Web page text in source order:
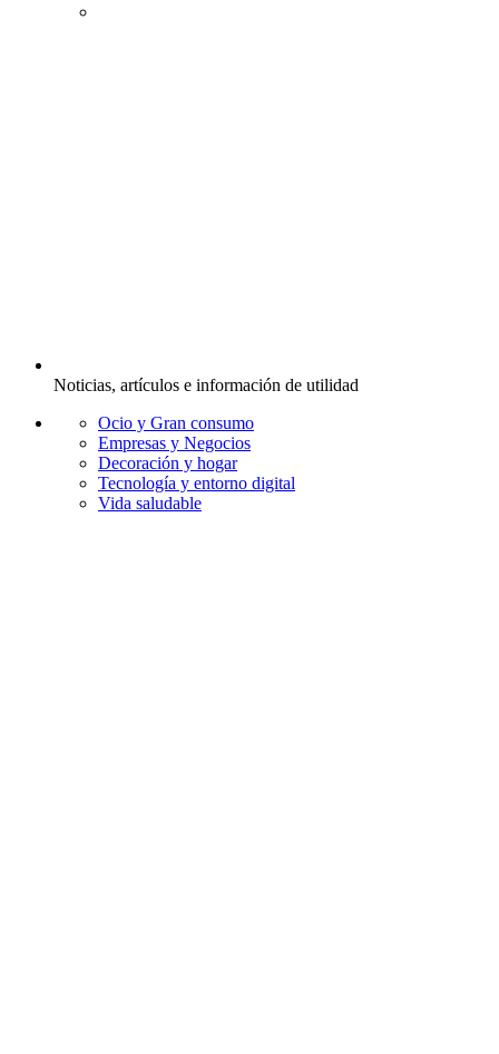
Noticias, artículos e información de utilidad
Ocio y Gran consumo
Empresas y Negocios
Decoración y hogar
Tecnología y entorno digital
Vida saludable